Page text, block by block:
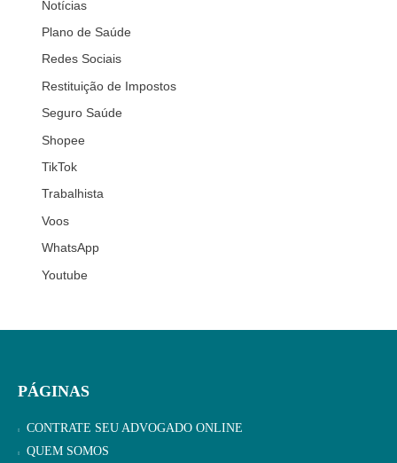
Notícias
Plano de Saúde
Redes Sociais
Restituição de Impostos
Seguro Saúde
Shopee
TikTok
Trabalhista
Voos
WhatsApp
Youtube
PÁGINAS
CONTRATE SEU ADVOGADO ONLINE
QUEM SOMOS